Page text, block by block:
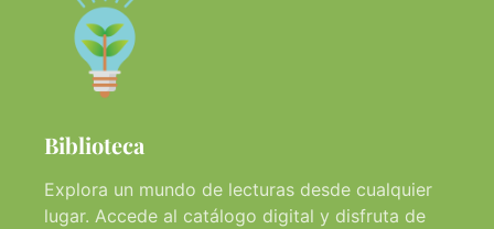
Biblioteca
Explora un mundo de lecturas desde cualquier
lugar. Accede al catálogo digital y disfruta de